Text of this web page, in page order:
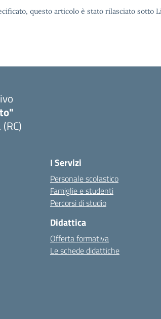
questo articolo è stato rilasciato sotto
I Servizi
Personale scolastico
Famiglie e studenti
Percorsi di studio
Didattica
Offerta formativa
Le schede didattiche